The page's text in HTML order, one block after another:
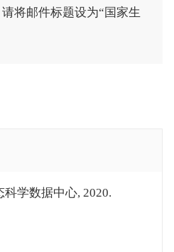
将邮件标题设为“国家生
学数据中心, 2020.